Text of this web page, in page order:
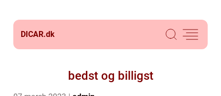
DICAR.dk
bedst og billigst